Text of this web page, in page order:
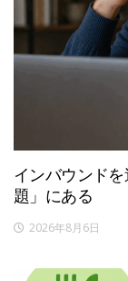
インバウンド
題」にある
2026年8月6日